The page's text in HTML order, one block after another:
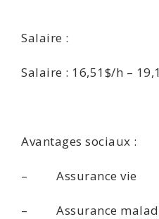
Salaire :
Salaire : 16,51$/h –
Avantages sociaux :
– Assurance vie
– Assurance